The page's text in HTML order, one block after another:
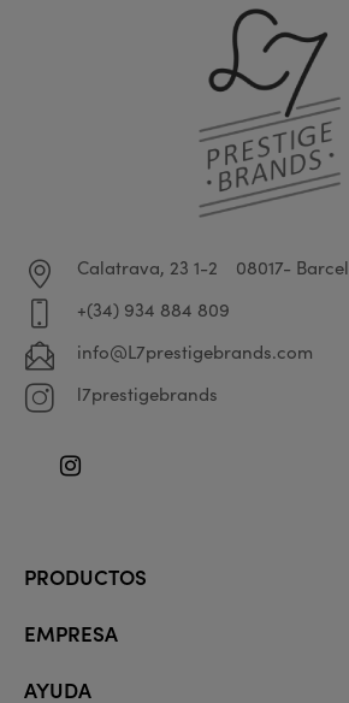
Calatrava, 23 1-2
08017-
+(34) 934 884 809
info@L7prestigebrands.com
l7prestigebrands
Instagram
PRODUCTOS
EMPRESA
AYUDA